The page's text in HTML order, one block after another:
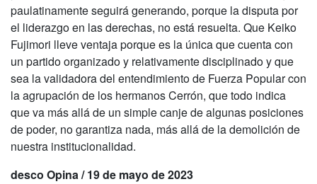
paulatinamente seguirá generando, porque la disputa por
el liderazgo en las derechas, no está resuelta. Que Keiko
Fujimori lleve ventaja porque es la única que cuenta con
un partido organizado y relativamente disciplinado y que
sea la validadora del entendimiento de Fuerza Popular con
la agrupación de los hermanos Cerrón, que todo indica
que va más allá de un simple canje de algunas posiciones
de poder, no garantiza nada, más allá de la demolición de
nuestra institucionalidad.
desco Opina / 19 de mayo de 2023